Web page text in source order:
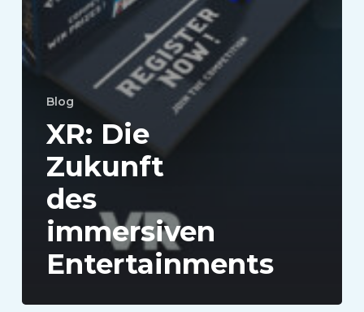
Blog
XR: Die
Zukunft
des
immersiven
Entertainments